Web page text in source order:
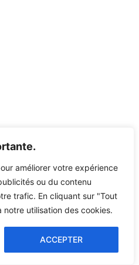
améliorer votre expérience
ou du contenu
trafic. En cliquant sur "Tout
utilisation des cookies.
ACCEPTER